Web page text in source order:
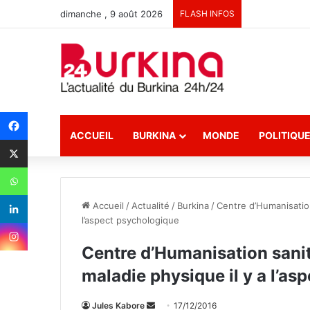
dimanche , 9 août 2026 FLASH INFOS
ACCUEIL BURKINA MONDE POLITIQUE
Accueil / Actualité / Burkina /Centre
l’aspect psychologique
Centre d’Humanisation
maladie physique il y a
Jules Kabore 17/12/2016